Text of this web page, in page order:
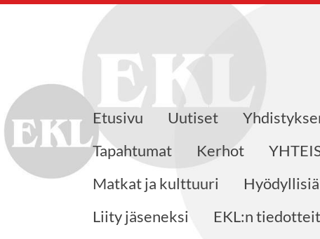
ry
Etusivu Uutiset
Tapahtumat
Kerhot
Matkat ja kulttuuri
Liity jäseneksi
EKL:n